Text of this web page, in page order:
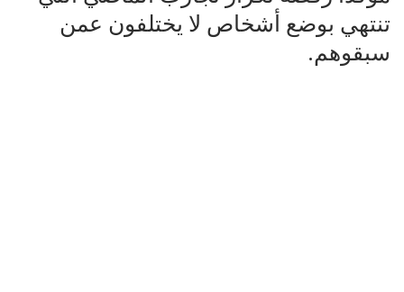
تنتهي بوضع أشخاص لا يختلفون عمن
سبقوهم.